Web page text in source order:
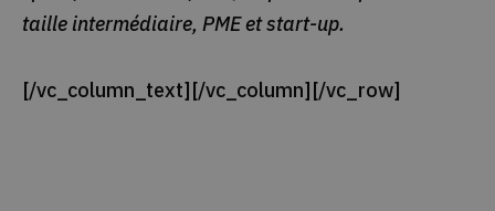
taille intermédiaire, PME et start-up.
[/vc_column_text][/vc_column][/vc_row]